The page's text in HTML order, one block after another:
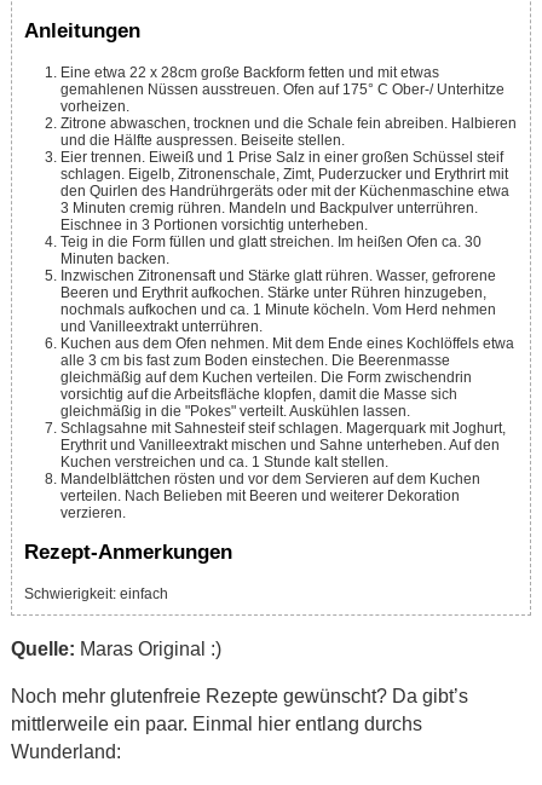
Anleitungen
Eine etwa 22 x 28cm große Backform fetten und mit etwas
gemahlenen Nüssen ausstreuen. Ofen auf 175° C Ober-/ Unterhitze
vorheizen.
Zitrone abwaschen, trocknen und die Schale fein abreiben. Halbieren
und die Hälfte auspressen. Beiseite stellen.
Eier trennen. Eiweiß und 1 Prise Salz in einer großen Schüssel steif
schlagen. Eigelb, Zitronenschale, Zimt, Puderzucker und Erythrirt mit
den Quirlen des Handrührgeräts oder mit der Küchenmaschine etwa
3 Minuten cremig rühren. Mandeln und Backpulver unterrühren.
Eischnee in 3 Portionen vorsichtig unterheben.
Teig in die Form füllen und glatt streichen. Im heißen Ofen ca. 30
Minuten backen.
Inzwischen Zitronensaft und Stärke glatt rühren. Wasser, gefrorene
Beeren und Erythrit auf­kochen. Stärke unter Rühren hinzugeben,
nochmals aufkochen und ca. 1 Minute köcheln. Vom Herd nehmen
und Vanilleextrakt unterrühren.
Kuchen aus dem Ofen nehmen. Mit dem Ende eines Kochlöffels etwa
alle 3 cm bis fast zum Boden einstechen. Die Beerenmasse
gleichmäßig auf dem Kuchen verteilen. Die Form zwischendrin
vorsichtig auf die ­Arbeitsfläche klopfen, damit die Masse sich
gleichmäßig in die "Pokes" verteilt. Auskühlen lassen.
Schlagsahne mit Sahnesteif steif schlagen. Magerquark mit Joghurt,
Erythrit und Vanilleextrakt mischen und Sahne unterheben. Auf den
Kuchen verstreichen und ca. 1 Stunde kalt stellen.
Mandelblättchen rösten und vor dem ­Servieren auf dem Kuchen
verteilen. Nach Belieben mit Beeren und weiterer Dekoration
verzieren.
Rezept-Anmerkungen
Schwierigkeit: einfach
Quelle: Maras Original :)
Noch mehr glutenfreie Rezepte gewünscht? Da gibt’s
mittlerweile ein paar. Einmal hier entlang durchs
Wunderland: